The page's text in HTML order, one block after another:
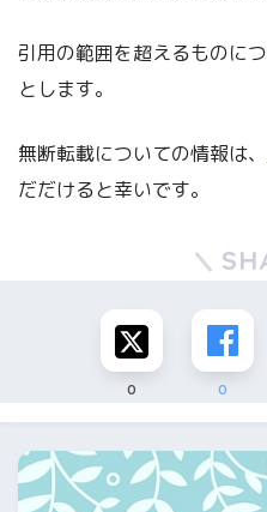
引用の範囲を超えるものに
とします。
無断転載についての情報は、
だだけると幸いです。
0 0